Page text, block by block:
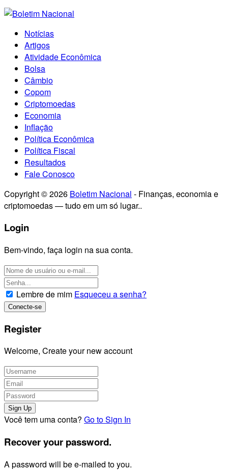
Notícias
Artigos
Atividade Econômica
Bolsa
Câmbio
Copom
Criptomoedas
Economia
Inflação
Política Econômica
Política Fiscal
Resultados
Fale Conosco
Copyright © 2026 Boletim Nacional - Finanças, economia e
criptomoedas — tudo em um só lugar..
Login
Bem-vindo, faça login na sua conta.
Lembre de mim Esqueceu a senha?
Register
Welcome, Create your new account
Você tem uma conta? Go to Sign In
Recover your password.
A password will be e-mailed to you.